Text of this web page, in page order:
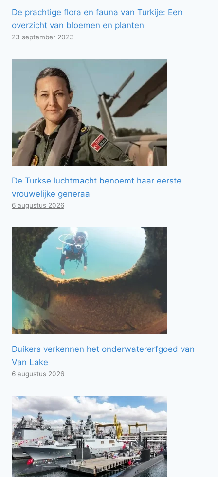
De prachtige flora en fauna van Turkije: Een
overzicht van bloemen en planten
23 september 2023
De Turkse luchtmacht benoemt haar eerste
vrouwelijke generaal
6 augustus 2026
Duikers verkennen het onderwatererfgoed van
Van Lake
6 augustus 2026